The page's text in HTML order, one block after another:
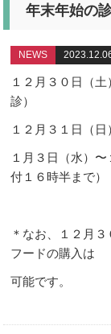
年末年始の
NEWS
１２月３０
診）
１２月３１日
１月３日（水）
付１６時半まで）
＊なお、１２月
フードの購入は
可能です。